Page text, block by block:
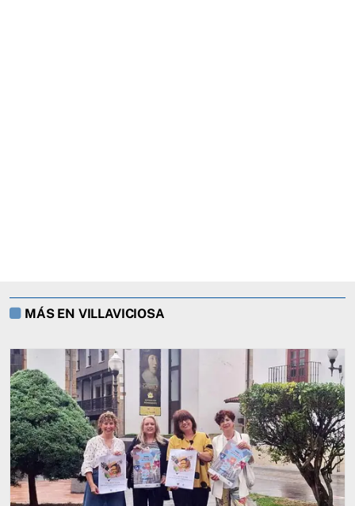
MÁS EN VILLAVICIOSA